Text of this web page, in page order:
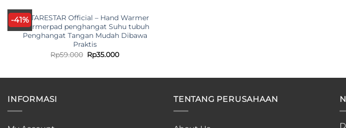
-41%ANTARESTAR Official – Hand Warmer
Warmerpad penghangat Suhu tubuh
Penghangat Tangan Mudah Dibawa
Praktis
Rp59.000 Original
price
Rp35.000Current
INFORMASI TENTANG PERUSAHAAN